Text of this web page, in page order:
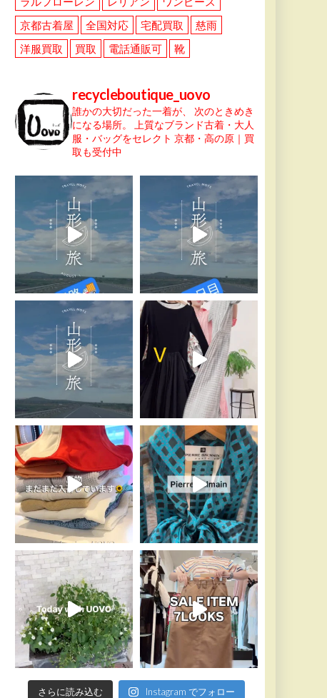
京都古着屋
全国対応 宅配買取
慈雨
洋服買取
買取 電話通販可 靴
recycleboutique_uovo
誰かの大切だった一着が、
次のときめき
になる場所。
上質なブランド古着・大人
服・バッグをセレクト 京都・高の原｜買
取も受付中
さらに読み込む Instagram でフォロー